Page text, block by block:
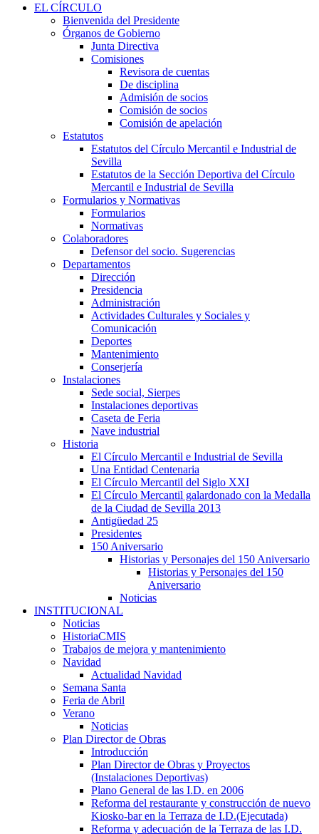
EL CÍRCULO
Bienvenida del Presidente
Órganos de Gobierno
Junta Directiva
Comisiones
Revisora de cuentas
De disciplina
Admisión de socios
Comisión de socios
Comisión de apelación
Estatutos
Estatutos del Círculo Mercantil e Industrial de
Sevilla
Estatutos de la Sección Deportiva del Círculo
Mercantil e Industrial de Sevilla
Formularios y Normativas
Formularios
Normativas
Colaboradores
Defensor del socio. Sugerencias
Departamentos
Dirección
Presidencia
Administración
Actividades Culturales y Sociales y
Comunicación
Deportes
Mantenimiento
Conserjería
Instalaciones
Sede social, Sierpes
Instalaciones deportivas
Caseta de Feria
Nave industrial
Historia
El Círculo Mercantil e Industrial de Sevilla
Una Entidad Centenaria
El Círculo Mercantil del Siglo XXI
El Círculo Mercantil galardonado con la Medalla
de la Ciudad de Sevilla 2013
Antigüedad 25
Presidentes
150 Aniversario
Historias y Personajes del 150 Aniversario
Historias y Personajes del 150
Aniversario
Noticias
INSTITUCIONAL
Noticias
HistoriaCMIS
Trabajos de mejora y mantenimiento
Navidad
Actualidad Navidad
Semana Santa
Feria de Abril
Verano
Noticias
Plan Director de Obras
Introducción
Plan Director de Obras y Proyectos
(Instalaciones Deportivas)
Plano General de las I.D. en 2006
Reforma del restaurante y construcción de nuevo
Kiosko-bar en la Terraza de I.D.(Ejecutada)
Reforma y adecuación de la Terraza de las I.D.